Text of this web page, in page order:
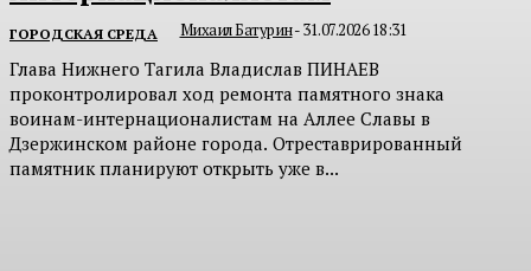
ГОРОДСКАЯ СРЕДА Михаил Батурин-31.07.2026 18:31
Глава Нижнего Тагила Владислав ПИНАЕВ
проконтролировал ход ремонта памятного знака
воинам-интернационалистам на Аллее Славы в
Дзержинском районе города. Отреставрированный
памятник планируют открыть уже в...